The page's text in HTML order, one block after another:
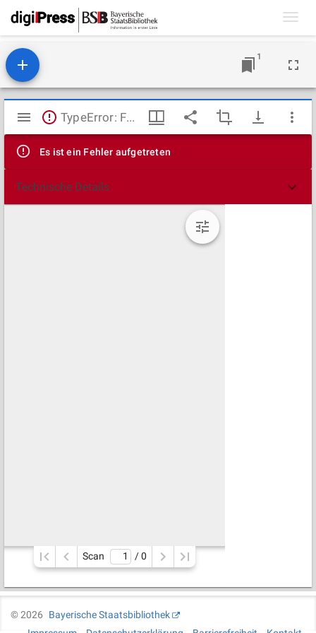
1
Mirador
Viewer
TypeError: Failed to fetch
Es ist ein Fehler aufgetreten
Technische Details
Scan / 0
©2026
Bayerische Staatsbibliothek